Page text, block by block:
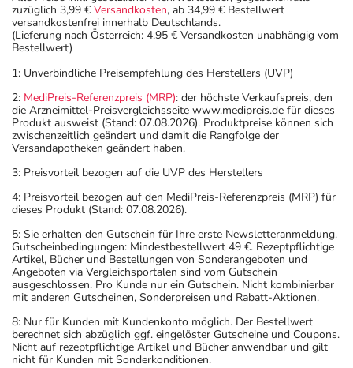
Da sich das Arzneimittel aus verschiedenen Wirkstoffen
zusammensetzt, kann es zu einer Vielzahl von
zu Bewusstseinsstörungen, Herzrhythmusstörungen
sowie zum Herzstillstand. Setzen Sie sich bei dem
Verdacht auf eine Überdosierung umgehend mit einem
Arzt in Verbindung.
Einnahme vergessen?
Setzen Sie die Einnahme zum nächsten vorgeschriebenen
Zeitpunkt ganz normal (also nicht mit der doppelten
Menge) fort.
Generell gilt: Achten Sie vor allem bei Säuglingen,
Kleinkindern und älteren Menschen auf eine
gewissenhafte Dosierung. Im Zweifelsfalle fragen Sie
Ihren Arzt oder Apotheker nach etwaigen Auswirkungen
oder Vorsichtsmaßnahmen.
zuzüglich 3,99 € Versandkosten, ab 34,99 € Bestellwert
versandkostenfrei innerhalb Deutschlands.
(Lieferung nach Österreich: 4,95 € Versandkosten unabhängig vom
Bestellwert)
1: Unverbindliche Preisempfehlung des Herstellers (UVP)
2: MediPreis-Referenzpreis (MRP): der höchste Verkaufspreis, den
die Arzneimittel-Preisvergleichsseite www.medipreis.de für dieses
Produkt ausweist (Stand: 07.08.2026). Produktpreise können sich
zwischenzeitlich geändert und damit die Rangfolge der
Versandapotheken geändert haben.
3: Preisvorteil bezogen auf die UVP des Herstellers
4: Preisvorteil bezogen auf den MediPreis-Referenzpreis (MRP) für
dieses Produkt (Stand: 07.08.2026).
5: Sie erhalten den Gutschein für Ihre erste Newsletteranmeldung.
Gutscheinbedingungen: Mindestbestellwert 49 €. Rezeptpflichtige
Artikel, Bücher und Bestellungen von Sonderangeboten und
Angeboten via Vergleichsportalen sind vom Gutschein
ausgeschlossen. Pro Kunde nur ein Gutschein. Nicht kombinierbar
mit anderen Gutscheinen, Sonderpreisen und Rabatt-Aktionen.
8: Nur für Kunden mit Kundenkonto möglich. Der Bestellwert
berechnet sich abzüglich ggf. eingelöster Gutscheine und Coupons.
Nicht auf rezeptpflichtige Artikel und Bücher anwendbar und gilt
nicht für Kunden mit Sonderkonditionen.